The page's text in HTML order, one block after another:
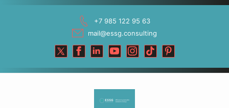
+7 985 122 95 63
mail@essg.consulting